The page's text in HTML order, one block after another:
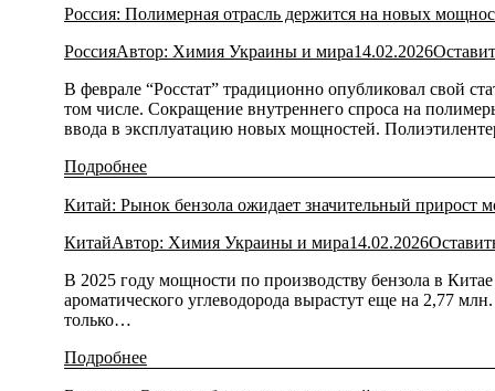
Россия: Полимерная отрасль держится на новых
РоссияАвтор: Химия Украины и мира14.02.2026
В феврале “Росстат” традиционно опубликовал свой
том числе. Сокращение внутреннего спроса на
ввода в эксплуатацию новых мощностей.
Подробнее
Китай: Рынок бензола ожидает значительный прирост
КитайАвтор: Химия Украины и мира14.02.2026
В 2025 году мощности по производству бензола в
ароматического углеводорода вырастут еще на 2,77
только…
Подробнее